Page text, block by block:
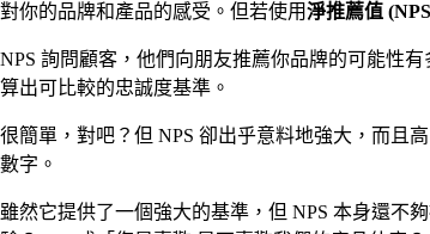
對你的品牌和產品的感受。但若使用淨推薦值
NPS 詢問顧客，他們向朋友推薦你品牌的可能性
算出可比較的忠誠度基準。
很簡單，對吧？但 NPS 卻出乎意料地強大，而且
數字。
雖然它提供了一個強大的基準，但 NPS 本身還不